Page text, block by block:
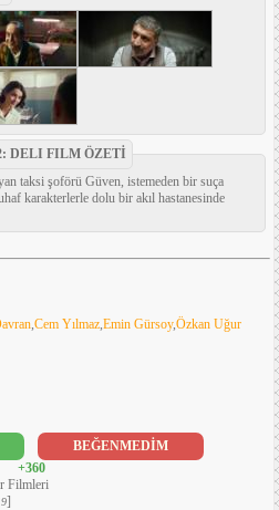
DELI FILM ÖZETİ
taksi şoförü Güven, istemeden bir suça
karakterlerle dolu bir akıl hastanesinde
,Cem Yılmaz,Emin Gürsoy,Özkan Uğur
BEĞENMEDİM
+360
Filmleri
]